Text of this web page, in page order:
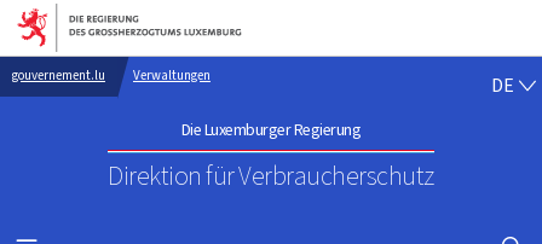
Zur Hauptnavigation
Zum Inhalt
gouvernement.lu Verwaltungen
Die Luxemburger Regierung
Direktion für Verbraucherschutz
DE